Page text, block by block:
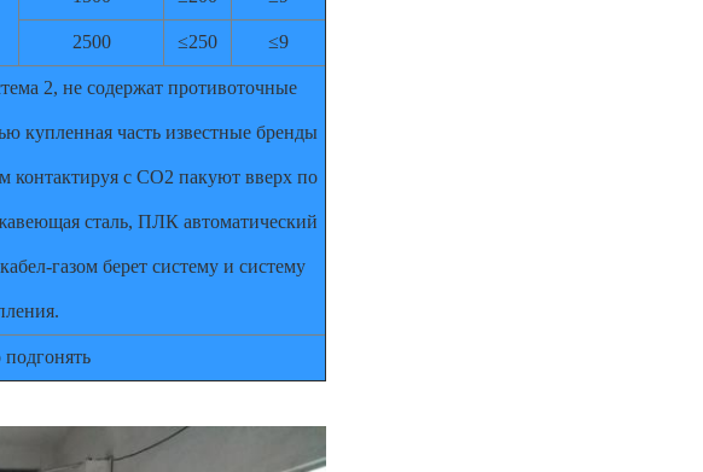
2500 ≤250 ≤9
2, не содержат противоточные
купленная часть известные бренды
контактируя с СО2 пакуют вверх по
сталь, ПЛК автоматический
газом берет систему и систему